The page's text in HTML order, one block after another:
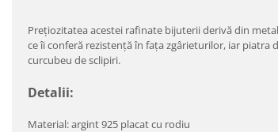
Preţiozitatea acestei rafinate bijuterii derivă din
ce îi conferă rezistenţă în faţa zgârieturilor, iar
curcubeu de sclipiri.
Detalii:
Material: argint 925 placat cu rodiu